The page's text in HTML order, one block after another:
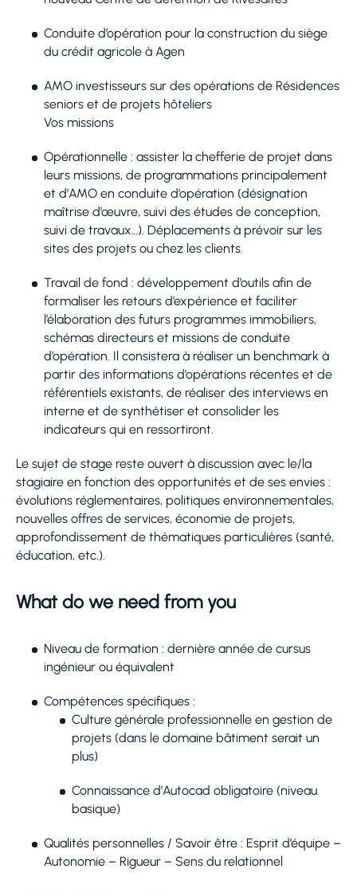
Conduite d’opération pour la construction du siège
du crédit agricole à Agen
AMO investisseurs sur des opérations de Résidences
seniors et de projets hôteliers
Vos missions
Opérationnelle : assister la chefferie de projet dans
leurs missions, de programmations principalement
et d’AMO en conduite d’opération (désignation
maîtrise d’œuvre, suivi des études de conception,
suivi de travaux…). Déplacements à prévoir sur les
sites des projets ou chez les clients.
Travail de fond : développement d’outils afin de
formaliser les retours d’expérience et faciliter
l’élaboration des futurs programmes immobiliers,
schémas directeurs et missions de conduite
d’opération. Il consistera à réaliser un benchmark à
partir des informations d’opérations récentes et de
référentiels existants, de réaliser des interviews en
interne et de synthétiser et consolider les
indicateurs qui en ressortiront.
Le sujet de stage reste ouvert à discussion avec le/la
stagiaire en fonction des opportunités et de ses envies :
évolutions réglementaires, politiques environnementales,
nouvelles offres de services, économie de projets,
approfondissement de thématiques particulières (santé,
éducation, etc.).
What do we need from you
Niveau de formation : dernière année de cursus
ingénieur ou équivalent
Compétences spécifiques :
Culture générale professionnelle en gestion de
projets (dans le domaine bâtiment serait un
plus)
Connaissance d’Autocad obligatoire (niveau
basique)
Qualités personnelles / Savoir être : Esprit d’équipe –
Autonomie – Rigueur – Sens du relationnel